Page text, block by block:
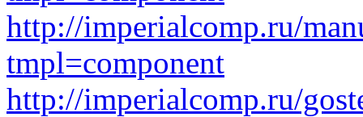
http://imperialcomp.ru/
tmpl=component
http://imperialcomp.ru/